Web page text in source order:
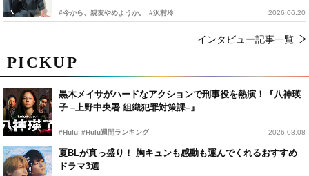
PICKUP
黒木メイサがハードなアクションで刑事役を熱演！『八神瑛
子 –上野中央署 組織犯罪対策課–』
#Hulu #Hulu週間ランキング 2026.08.08
夏BLが真っ盛り！ 胸キュンも感動も運んでくれるおすすめ
ドラマ3選
#今から、親友やめようか。 #沢村玲 2026.06.20
インタビュー記事一覧